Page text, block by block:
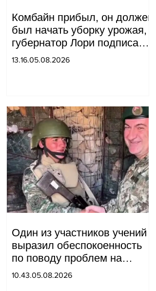
Комбайн прибыл, он должен
был начать уборку урожая,
губернатор Лори подписал
постановление о запрете
13.16.05.08.2026
Один из участников учений
выразил обеспокоенность
по поводу проблем на
одном из постов в Сюнике.
10.43.05.08.2026